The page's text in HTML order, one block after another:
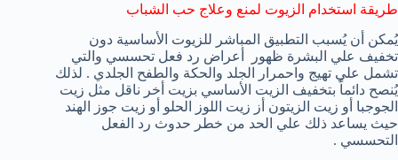
طريقة استخدام الزيوت لمنع وعلاج حب الشباب
يُمكن أن يُسبب التطبيق المباشر للزيوت الأساسية دون
تخفيف علي البشرة ظهور أعراض رد فعل تحسسي والتي
تشمل علي تهيج واحمرار الجلد والحكة والطفح الجلدي . لذلك
يُنصح دائماً بتخفيف الزيت الأساسي بزيت أخر ناقل مثل زيت
الجوجبا أو زيت الزيتون أز زيت اللوز الحلو أو زيت جوز الهند
حيث يساعد ذلك علي الحد من خطر حدوث رد الفعل
التحسسي .